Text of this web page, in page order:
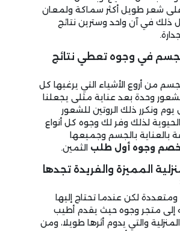
شعر طويل أكثر سماكة ولمعان
ذلك في آن واحد وسترين نتائج
في وجوه تعطي نتائج
من أروع الأشياء التي يرغبها كل
وحدة بعد عناية مثلى يجعلنا
ونكرر ذلك الروتين للشعور
لذلك وفر لك وجوه كل أنواع
بالعناية بالجسم وجميعها
وجوه أول طلب الثمين.
المميزة والفريدة تجدها
ومتعددة لكن عندما تحتاج إليها
إلى متجر وجوه حيث يقدم أطيب
المنزلية والتي يدوم أثرها طويلا، ومن